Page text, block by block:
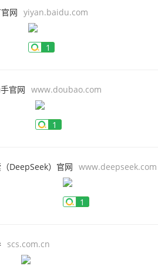
网 yiyan.baidu.com
1
官网 www.doubao.com
1
DeepSeek）官网 www.deepseek.com
1
scs.com.cn